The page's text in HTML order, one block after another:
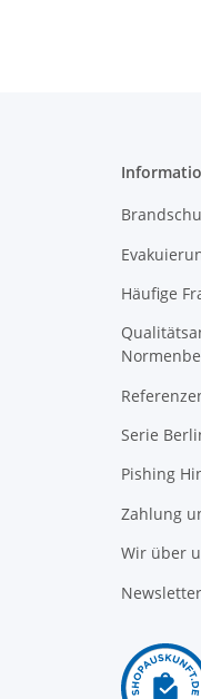
Häufige
Serie
Pishing
Zahlung
Wir über
Newsletter